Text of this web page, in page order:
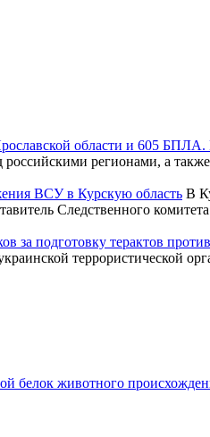
области и 605
регионами, а
ВСУ в Курскую область В
Следственного
за подготовку терактов
террористической
белок животного